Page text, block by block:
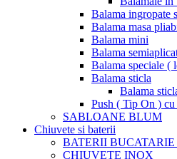
Balama ingropate
Balama masa
Balama mini
Balama
Balama speciale (
Balama sticla
Balama
Push ( Tip On ) cu
SABLOANE BLUM
Chiuvete si baterii
BATERII
CHIUVETE INOX